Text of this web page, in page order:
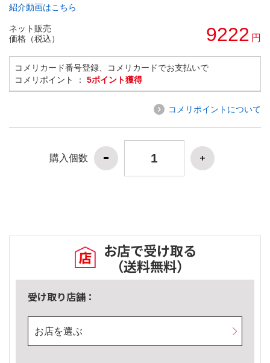
紹介動画はこちら
ネット販売
価格（税込）
9222 円
コメリカード番号登録、コメリカードでお支払いで
コメリポイント ： 5ポイント獲得
コメリポイントについて
購入個数
お店で受け取る
（送料無料）
受け取り店舗：
お店を選ぶ